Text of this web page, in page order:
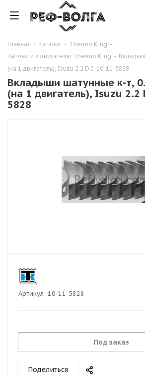
Главная - Каталог - Thermo King -
Запчасти к двигателю Thermo King -
(на 1 двигатель), Isuzu 2.2 D.I. 10-11-5828
Вкладыши шатунные к-т,
(на 1 двигатель), Isuzu 2.2
5828
Артикул: 10-11-5828
Под заказ
Поделиться